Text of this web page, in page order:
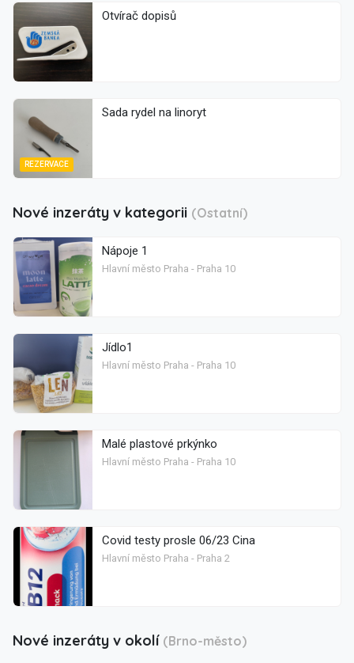
Otvírač dopisů
REZERVACE
Sada rydel na linoryt
Nové inzeráty v kategorii (Ostatní)
Nápoje 1
Hlavní město Praha - Praha 10
Jídlo1
Hlavní město Praha - Praha 10
Malé plastové prkýnko
Hlavní město Praha - Praha 10
Covid testy prosle 06/23 Cina
Hlavní město Praha - Praha 2
Nové inzeráty v okolí (Brno-město)